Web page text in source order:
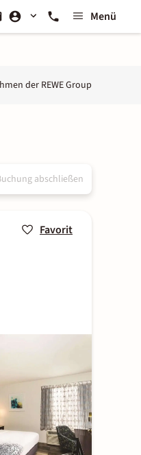
Menü
der REWE Group
abschließen
Favorit